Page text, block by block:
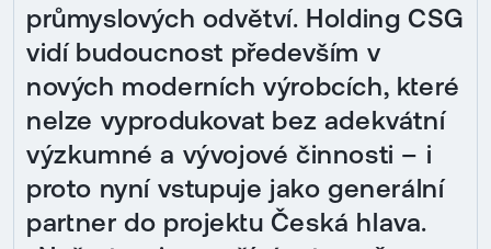
průmyslových odvětví. Holding CSG
vidí budoucnost především v
nových moderních výrobcích, které
nelze vyprodukovat bez adekvátní
výzkumné a vývojové činnosti – i
proto nyní vstupuje jako generální
partner do projektu Česká hlava.